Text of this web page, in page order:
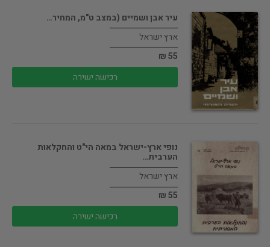
עיר אבן ושמיים (במצב ט"מ, המחיר…
ארץ ישראל
55 ₪
רכישה ישירה
נופי ארץ-ישראל במאה הי"ט והחקלאות
הערבית…
ארץ ישראל
55 ₪
רכישה ישירה